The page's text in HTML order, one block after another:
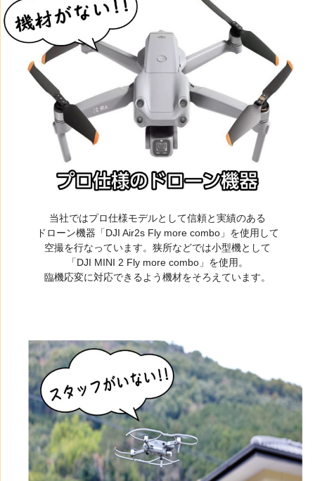
当社ではプロ仕様モデルとして信頼と実績のある
ドローン機器「DJI Air2s Fly more combo」を使用して
空撮を行なっています。狭所などでは小型機として
「DJI MINI 2 Fly more combo」を使用。
臨機応変に対応できるよう機材をそろえています。